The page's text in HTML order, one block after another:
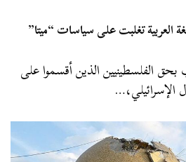
العربية تغلبت على سياسات “ميتا”
الفلسطينيين الذين أقسموا على
الإسرائيلي،…